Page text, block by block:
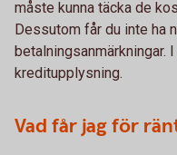
måste kunna täcka de
Dessutom får du inte ha
betalningsanmärkningar.
kreditupplysning.
Vad får jag för